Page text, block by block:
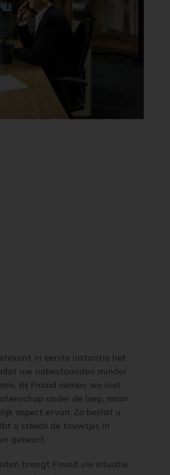
in eerste instantie het
uw nabestaanden minder
Bij Finaid nemen we niet
onder de loep, maar
aspect ervan. Zo beslist u
u steeds de touwtjes in
gebeurt.
brengt Finaid uw situatie